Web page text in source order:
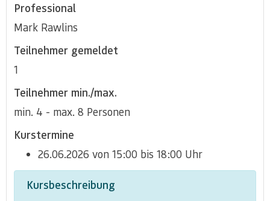
Professional
Mark Rawlins
Teilnehmer gemeldet
1
Teilnehmer min./max.
min. 4 - max. 8 Personen
Kurstermine
26.06.2026 von 15:00 bis 18:00 Uhr
Kursbeschreibung